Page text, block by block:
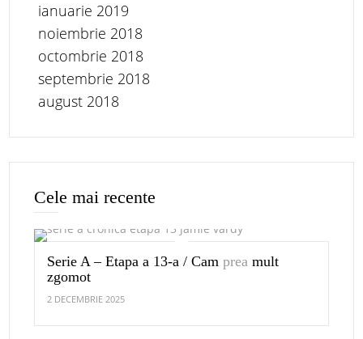
ianuarie 2019
noiembrie 2018
octombrie 2018
septembrie 2018
august 2018
Cele mai recente
Serie A – Etapa a 13-a / Camprea mult
zgomot
2 DECEMBRIE 2025